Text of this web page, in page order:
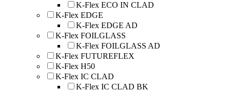
K-Flex ECO IN CLAD
K-Flex EDGE
K-Flex EDGE AD
K-Flex FOILGLASS
K-Flex FOILGLASS AD
K-Flex FUTUREFLEX
K-Flex H50
K-Flex IC CLAD
K-Flex IC CLAD BK